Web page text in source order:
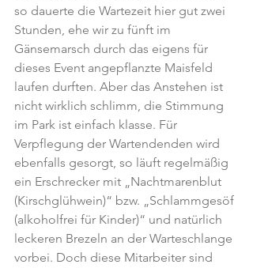
so dauerte die Wartezeit hier gut zwei
Stunden, ehe wir zu fünft im
Gänsemarsch durch das eigens für
dieses Event angepflanzte Maisfeld
laufen durften. Aber das Anstehen ist
nicht wirklich schlimm, die Stimmung
im Park ist einfach klasse. Für
Verpflegung der Wartendenden wird
ebenfalls gesorgt, so läuft regelmäßig
ein Erschrecker mit „Nachtmarenblut
(Kirschglühwein)“ bzw. „Schlammgesöf
(alkoholfrei für Kinder)“ und natürlich
leckeren Brezeln an der Warteschlange
vorbei. Doch diese Mitarbeiter sind